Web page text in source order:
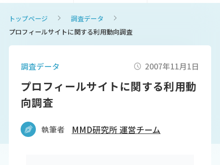
トップページ
調査データ
プロフィールサイトに関する利用動向調査
調査データ 2007年11月1日
プロフィールサイトに関する利用動
向調査
執筆者 MMD研究所 運営チーム